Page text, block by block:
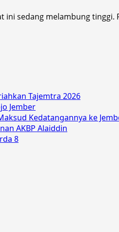
ini sedang melambung
Tajemtra 2026
Jember
Kedatangannya ke
AKBP Alaiddin
8